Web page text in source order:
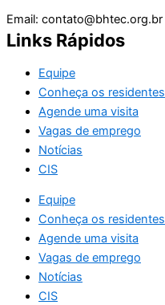
Email: contato@bhtec.org.br
Links Rápidos
Equipe
Conheça os residentes
Agende uma visita
Vagas de emprego
Notícias
CIS
Equipe
Conheça os residentes
Agende uma visita
Vagas de emprego
Notícias
CIS